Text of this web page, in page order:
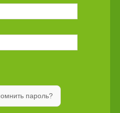
пароль?